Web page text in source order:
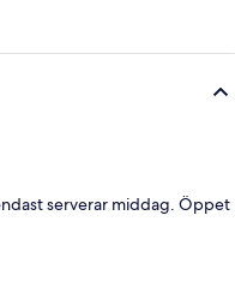
serverar middag. Öppet